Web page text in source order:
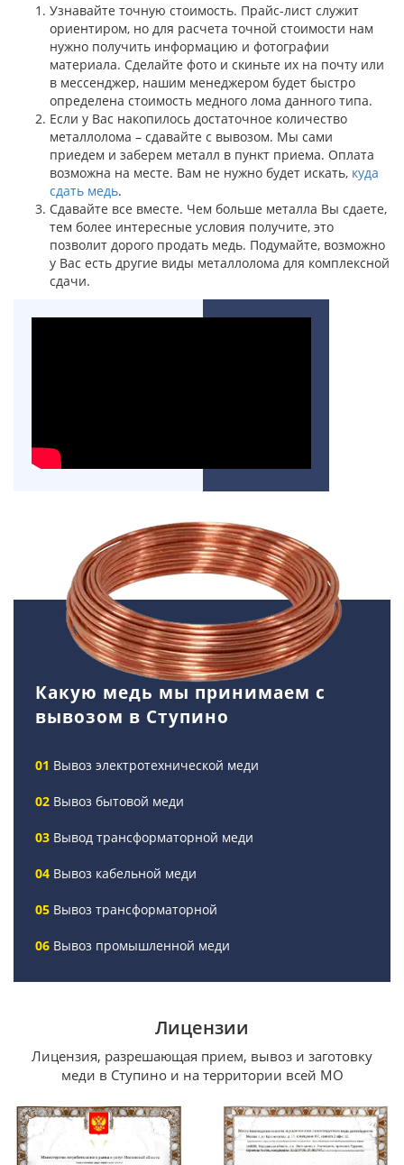
Узнавайте точную стоимость. Прайс-лист служит
ориентиром, но для расчета точной стоимости нам
нужно получить информацию и фотографии
материала. Сделайте фото и скиньте их на почту или
в мессенджер, нашим менеджером будет быстро
определена стоимость медного лома данного типа.
Если у Вас накопилось достаточное количество
металлолома – сдавайте с вывозом. Мы сами
приедем и заберем металл в пункт приема. Оплата
возможна на месте. Вам не нужно будет искать, куда
сдать медь.
Сдавайте все вместе. Чем больше металла Вы сдаете,
тем более интересные условия получите, это
позволит дорого продать медь. Подумайте, возможно
у Вас есть другие виды металлолома для комплексной
сдачи.
Какую медь мы принимаем с
вывозом в Ступино
Вывоз электротехнической меди
Вывоз бытовой меди
Вывод трансформаторной меди
Вывоз кабельной меди
Вывоз трансформаторной
Вывоз промышленной меди
Лицензии
Лицензия, разрешающая прием, вывоз и заготовку
меди в Ступино и на территории всей МО